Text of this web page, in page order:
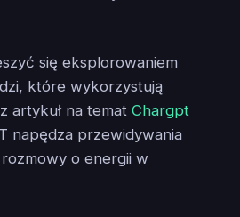
się eksplorowaniem
które wykorzystują
artykuł na temat Chargpt
napędza przewidywania
o energii w